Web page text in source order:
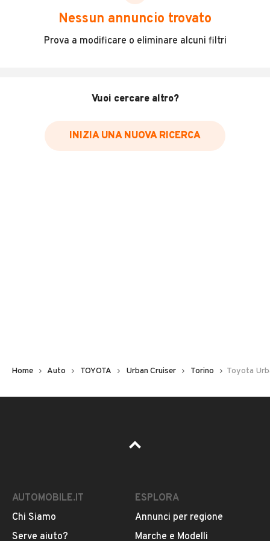
scegliere in modo trasparente e sicuro, come:
Incidenti in cui è stato coinvolto il veicolo
Data e luogo delle revisioni effettuate
Inserisci il numero di targa per verificare la disponibilità
Pubblicità
Nessun annuncio trovato
Prova a modificare o eliminare alcuni filtri
Vuoi cercare altro?
INIZIA UNA NUOVA RICERCA
Home Auto TOYOTA Urban Cruiser Torino Toyota
AUTOMOBILE.IT
Chi Siamo
Serve aiuto?
ESPLORA
Annunci per regione
Marche e Modelli